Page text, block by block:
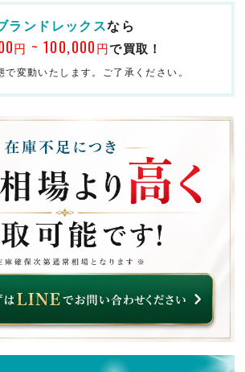
ランドレックスなら
円 ~ 100,000 円で買取！
変動いたします。ご了承ください。